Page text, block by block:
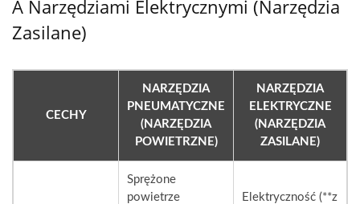
A Narzędziami Elektrycznymi (narzędzia
Zasilane)
CECHY
NARZĘDZIA
PNEUMATYCZNE
(NARZĘDZIA
POWIETRZNE)
NARZĘDZIA
ELEKTRYCZNE
(NARZĘDZIA
ZASILANE)
Sprężone
powietrze
Elektryczność (**z